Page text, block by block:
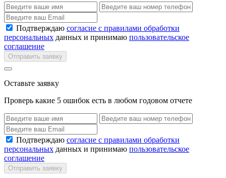
Подтверждаю согласие с правилами обработки
персональных данных и принимаю пользовательское
соглашение
Отправить заявку
Оставьте заявку
Проверь какие 5 ошибок есть в любом годовом отчете
Подтверждаю согласие с правилами обработки
персональных данных и принимаю пользовательское
соглашение
Отправить заявку